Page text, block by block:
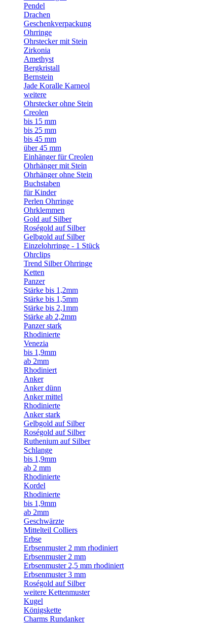
Pendel
Drachen
Geschenkverpackung
Ohrringe
Ohrstecker mit Stein
Zirkonia
Amethyst
Bergkristall
Bernstein
Jade Koralle Karneol
weitere
Ohrstecker ohne Stein
Creolen
bis 15 mm
bis 25 mm
bis 45 mm
über 45 mm
Einhänger für Creolen
Ohrhänger mit Stein
Ohrhänger ohne Stein
Buchstaben
für Kinder
Perlen Ohrringe
Ohrklemmen
Gold auf Silber
Roségold auf Silber
Gelbgold auf Silber
Einzelohrringe - 1 Stück
Ohrclips
Trend Silber Ohrringe
Ketten
Panzer
Stärke bis 1,2mm
Stärke bis 1,5mm
Stärke bis 2,1mm
Stärke ab 2,2mm
Panzer stark
Rhodinierte
Venezia
bis 1,9mm
ab 2mm
Rhodiniert
Anker
Anker dünn
Anker mittel
Rhodinierte
Anker stark
Gelbgold auf Silber
Roségold auf Silber
Ruthenium auf Silber
Schlange
bis 1,9mm
ab 2 mm
Rhodinierte
Kordel
Rhodinierte
bis 1,9mm
ab 2mm
Geschwärzte
Mittelteil Colliers
Erbse
Erbsenmuster 2 mm rhodiniert
Erbsenmuster 2 mm
Erbsenmuster 2,5 mm rhodiniert
Erbsenmuster 3 mm
Roségold auf Silber
weitere Kettenmuster
Kugel
Königskette
Charms Rundanker